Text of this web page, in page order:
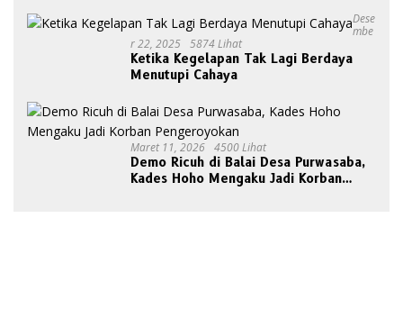
Dese
Mbe
R 22, 2025 5874 Lihat
Ketika Kegelapan Tak Lagi Berdaya
Menutupi Cahaya
Maret 11, 2026 4500 Lihat
Demo Ricuh di Balai Desa Purwasaba,
Kades Hoho Mengaku Jadi Korban